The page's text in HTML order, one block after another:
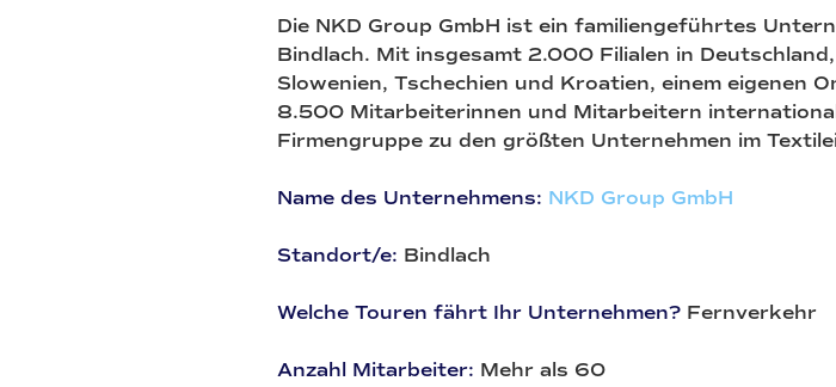
Die NKD Group GmbH ist ein familiengeführtes
Bindlach. Mit insgesamt 2.000 Filialen in
Slowenien, Tschechien und Kroatien, einem eigenen
8.500 Mitarbeiterinnen und Mitarbeitern
Firmengruppe zu den größten Unternehmen im
Name des Unternehmens: NKD Group GmbH
Standort/e: Bindlach
Welche Touren fährt Ihr Unternehmen? Fernverkehr
Anzahl Mitarbeiter: Mehr als 60